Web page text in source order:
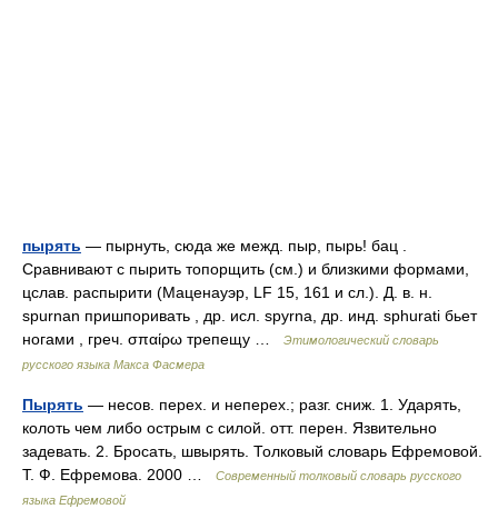
пырять — пырнуть, сюда же межд. пыр, пырь! бац .
Сравнивают с пырить топорщить (см.) и близкими формами,
цслав. распырити (Маценауэр, LF 15, 161 и сл.). Д. в. н.
spurnan пришпоривать , др. исл. sруrnа, др. инд. sphurati бьет
ногами , греч. σπαίρω трепещу …
Этимологический словарь
русского языка Макса Фасмера
Пырять — несов. перех. и неперех.; разг. сниж. 1. Ударять,
колоть чем либо острым с силой. отт. перен. Язвительно
задевать. 2. Бросать, швырять. Толковый словарь Ефремовой.
Т. Ф. Ефремова. 2000 …
Современный толковый словарь русского
языка Ефремовой